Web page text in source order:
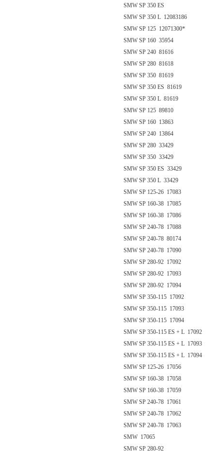
SMW SP 350 ES
SMW SP 350 L 12083186
SMW SP 125 12071300*
SMW SP 160 35954
SMW SP 240 81616
SMW SP 280 81618
SMW SP 350 81619
SMW SP 350 ES 81619
SMW SP 350 L 81619
SMW SP 125 89810
SMW SP 160 13863
SMW SP 240 13864
SMW SP 280 33429
SMW SP 350 33429
SMW SP 350 ES 33429
SMW SP 350 L 33429
SMW SP 125-26 17083
SMW SP 160-38 17085
SMW SP 160-38 17086
SMW SP 240-78 17088
SMW SP 240-78 80174
SMW SP 240-78 17090
SMW SP 280-92 17092
SMW SP 280-92 17093
SMW SP 280-92 17094
SMW SP 350-115 17092
SMW SP 350-115 17093
SMW SP 350-115 17094
SMW SP 350-115 ES + L 17092
SMW SP 350-115 ES + L 17093
SMW SP 350-115 ES + L 17094
SMW SP 125-26 17056
SMW SP 160-38 17058
SMW SP 160-38 17059
SMW SP 240-78 17061
SMW SP 240-78 17062
SMW SP 240-78 17063
SMW 17065
SMW SP 280-92